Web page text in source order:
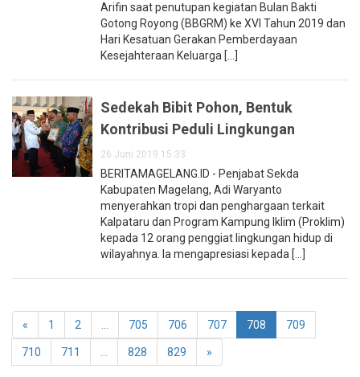
Arifin saat penutupan kegiatan Bulan Bakti
Gotong Royong (BBGRM) ke XVI Tahun 2019 dan
Hari Kesatuan Gerakan Pemberdayaan
Kesejahteraan Keluarga [...]
Sedekah Bibit Pohon, Bentuk
Kontribusi Peduli Lingkungan
26 Juni 2019 15:33
BERITAMAGELANG.ID - Penjabat Sekda
Kabupaten Magelang, Adi Waryanto
menyerahkan tropi dan penghargaan terkait
Kalpataru dan Program Kampung Iklim (Proklim)
kepada 12 orang penggiat lingkungan hidup di
wilayahnya. Ia mengapresiasi kepada [...]
« 1 2 705 706 707 708 709
710 711 828 829 »